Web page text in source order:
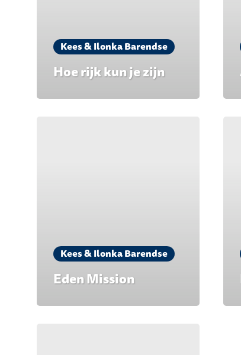
Kees & Ilonka Barendse
Hoe rijk kun je zijn
Kees & Ilonka Barendse
Eden Mission